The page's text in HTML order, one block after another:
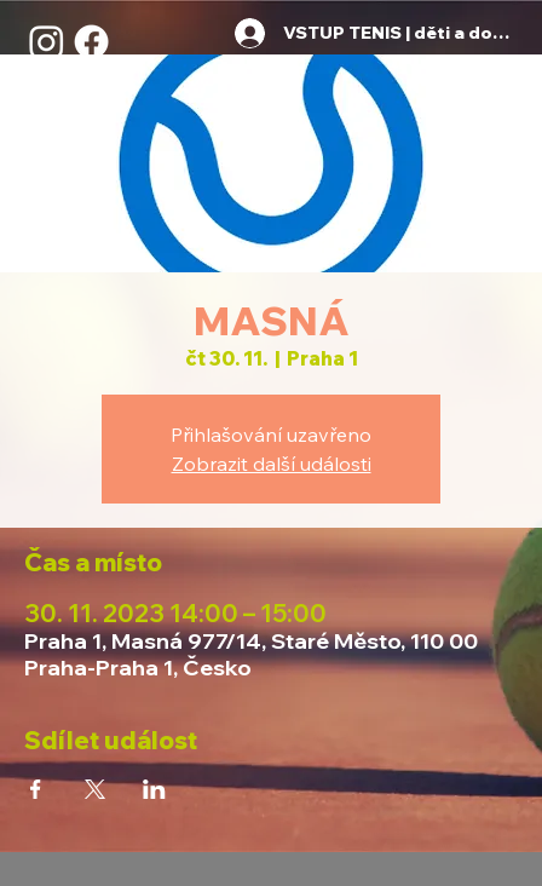
VSTUP TENIS | děti a dospělí
MASNÁ
čt 30. 11.
  |
Praha 1
Přihlašování uzavřeno
Zobrazit další události
Čas a místo
30. 11. 2023 14:00 – 15:00
Praha 1, Masná 977/14, Staré Město, 110 00
Praha-Praha 1, Česko
Sdílet událost